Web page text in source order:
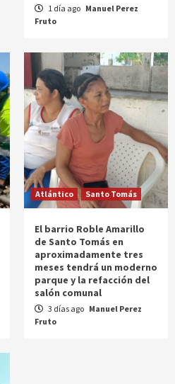
1 día ago Manuel Perez
Fruto
Atlántico Santo Tomás
El barrio Roble Amarillo
de Santo Tomás en
aproximadamente tres
meses tendrá un moderno
parque y la refacción del
salón comunal
3 días ago Manuel Perez
Fruto